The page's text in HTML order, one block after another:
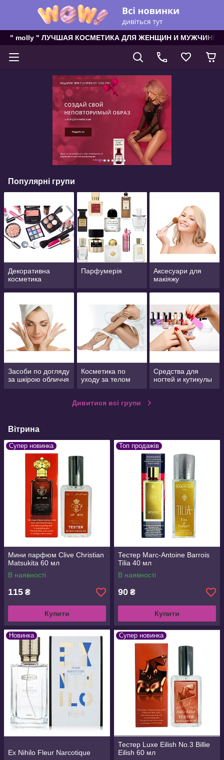
" molly " ЛУЧШАЯ КОСМЕТИКА ДЛЯ ЖЕНЩИН И МУЖЧИН!
Популярні групи
Декоративна
косметика
Парфумерія
Аксесуари для
макіяжу
Засоби по догляду
за шкірою обличчя
Косметика по
уходу за телом
Средства для
ногтей и кутикулы
Дивитися всі групи
Вітрина
Супер новинка
Мини парфюм Clive Christian
Matsukita 60 мл
В наявності
115 ₴
Купити
Топ продажів
Тестер Marc-Antoine Barrois
Tilia 40 мл
В наявності
90 ₴
Купити
Новинка
Ex Nihilo Fleur Narcotique
Супер новинка
Тестер Luxe Eilish No.3 Billie
Eilish 60 мл